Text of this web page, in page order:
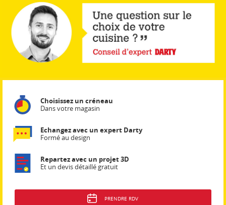
Choisissez un créneau
Dans votre magasin
Echangez avec un expert Darty
Formé au design
Repartez avec un projet 3D
Et un devis détaillé gratuit
PRENDRE RDV